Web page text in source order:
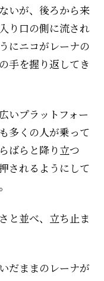
いが、後ろから来
り口の側に流され
にニコがレーナの
手を握り返してき
いプラットフォー
多くの人が乗って
ばらと降り立つ
されるようにして
と並べ、立ち止ま
だままのレーナが